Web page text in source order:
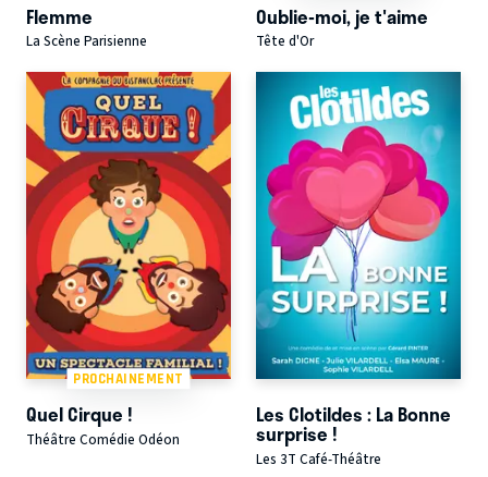
Flemme
La Scène Parisienne
Oublie-moi, je t'aime
Tête d'Or
PROCHAINEMENT
Quel Cirque !
Théâtre Comédie Odéon
Les Clotildes : La Bonne
surprise !
Les 3T Café-Théâtre